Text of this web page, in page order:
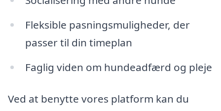
Fleksible pasningsmuligheder, der
passer til din timeplan
Faglig viden om hundeadfærd og pleje
Ved at benytte vores platform kan du